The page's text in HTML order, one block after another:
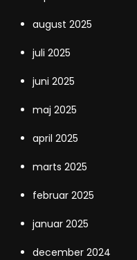
august 2025
juli 2025
juni 2025
maj 2025
april 2025
marts 2025
februar 2025
januar 2025
december 2024